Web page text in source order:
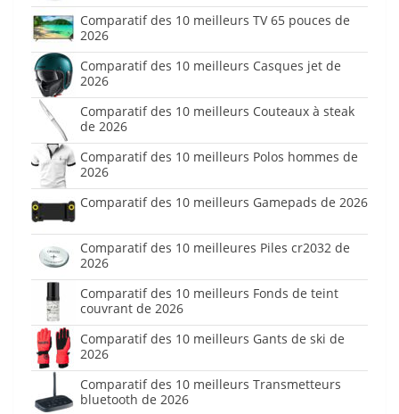
Comparatif des 10 meilleurs TV 65 pouces de
2026
Comparatif des 10 meilleurs Casques jet de
2026
Comparatif des 10 meilleurs Couteaux à steak
de 2026
Comparatif des 10 meilleurs Polos hommes de
2026
Comparatif des 10 meilleurs Gamepads de 2026
Comparatif des 10 meilleures Piles cr2032 de
2026
Comparatif des 10 meilleurs Fonds de teint
couvrant de 2026
Comparatif des 10 meilleurs Gants de ski de
2026
Comparatif des 10 meilleurs Transmetteurs
bluetooth de 2026